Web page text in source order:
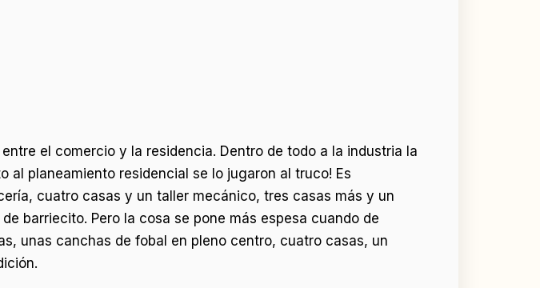
el comercio y la residencia. Dentro de todo a la industria la
planeamiento residencial se lo jugaron al truco! Es
cuatro casas y un taller mecánico, tres casas más y un
barriecito. Pero la cosa se pone más espesa cuando de
unas canchas de fobal en pleno centro, cuatro casas, un